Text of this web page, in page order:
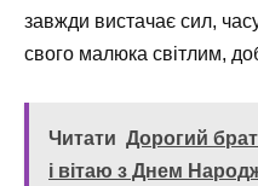
завжди вистачає сил,
свого малюка світлим,
Читати Дорогий
і вітаю з Днем